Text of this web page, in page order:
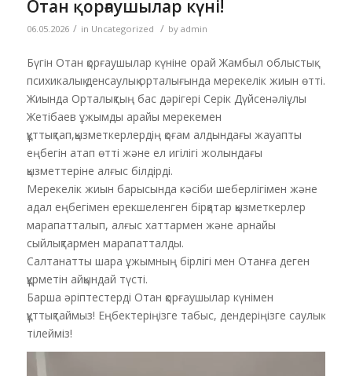
Отан қорғаушылар күні!
06.05.2026 / in Uncategorized / by admin
Бүгін Отан қорғаушылар күніне орай Жамбыл облыстық
психикалық денсаулық орталығында мерекелік жиын өтті.
Жиында Орталықтың бас дәрігері Серік Дүйсенәліұлы
Жетібаев ұжымды арайы мерекемен
құттықтап,қызметкерлердің қоғам алдындағы жауапты
еңбегін атап өтті және ел игілігі жолындағы
қызметтеріне алғыс білдірді.
Мерекелік жиын барысында кәсіби шеберлігімен және
адал еңбегімен ерекшеленген бірқатар қызметкерлер
марапатталып, алғыс хаттармен және арнайы
сыйлықтармен марапатталды.
Салтанатты шара ұжымның бірлігі мен Отанға деген
құрметін айқындай түсті.
Барша әріптестерді Отан қорғаушылар күнімен
құттықтаймыз! Еңбектеріңізге табыс, дендеріңізге саулық
тілейміз!